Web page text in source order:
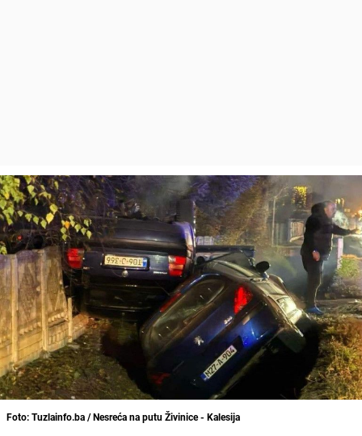
Foto: Tuzlainfo.ba / Nesreća na putu Živinice - Kalesija